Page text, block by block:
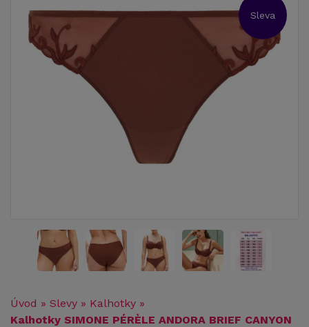
Sleva
Úvod » Slevy » Kalhotky »
Kalhotky SIMONE PÉRÈLE ANDORA BRIEF CANYON